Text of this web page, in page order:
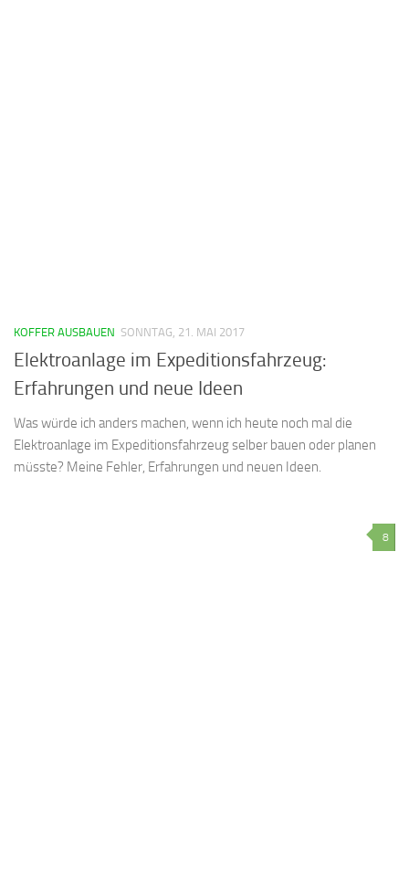
KOFFER AUSBAUEN SONNTAG, 21. MAI 2017
Elektroanlage im Expeditionsfahrzeug:
Erfahrungen und neue Ideen
Was würde ich anders machen, wenn ich heute noch mal die
Elektroanlage im Expeditionsfahrzeug selber bauen oder planen
müsste? Meine Fehler, Erfahrungen und neuen Ideen.
8